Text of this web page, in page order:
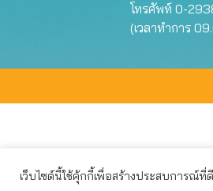
โทรศัพท์ 0-
(เวลาทำการ
เว็บไซต์นี้ใช้คุ้กกี้เพื่อสร้างประสบการณ์
เว็บไซต์นี้ใช้คุกกี้เพื่อมอบประส